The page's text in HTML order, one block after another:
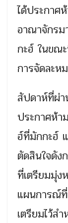
ได้ประกาศ
อาณาจักรม
กะฮ์ ในขณ
การจัดละห
สัปดาห์ที่ผ่า
ประกาศห้า
ฮ์ที่มักกะฮ์
ตัดสินใจดัง
ที่เตรียมมุ่ง
แผนการณ์
เตรียมไว้ส